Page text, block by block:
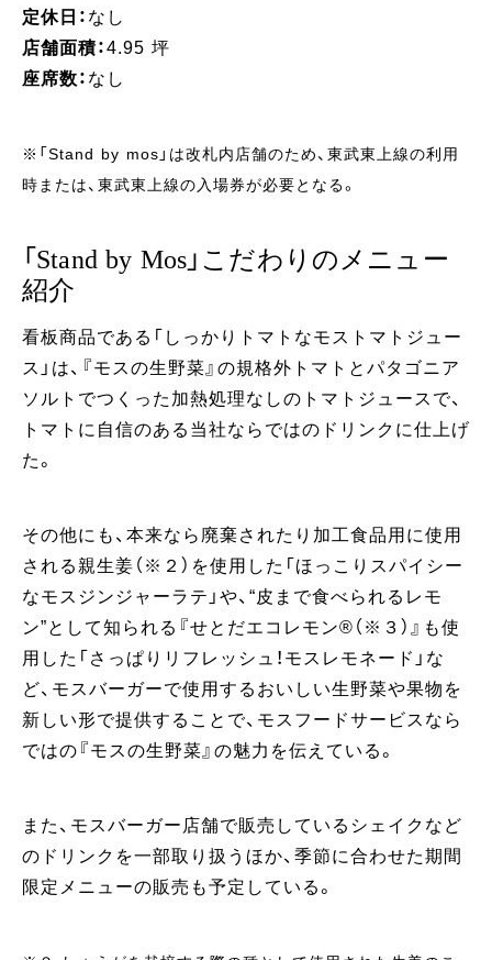
定休日： なし
店舗面積：4.95 坪
座席数： なし
※「Stand by mos」は改札内店舗のため、東武東上線の利用
時または、東武東上線の入場券が必要となる。
「Stand by Mos」こだわりのメニュー
紹介
看板商品である「しっかりトマトなモストマトジュー
ス」は、『モスの生野菜』の規格外トマトとパタゴニア
ソルトでつくった加熱処理なしのトマトジュースで、
トマトに自信のある当社ならではのドリンクに仕上げ
た。
その他にも、本来なら廃棄されたり加工食品用に使用
される親生姜（※２）を使用した「ほっこりスパイシー
なモスジンジャーラテ」や、“皮まで食べられるレモ
ン”として知られる『せとだエコレモン®︎（※３）』も使
用した「さっぱりリフレッシュ！モスレモネード」な
ど、モスバーガーで使用するおいしい生野菜や果物を
新しい形で提供することで、モスフードサービスなら
ではの『モスの生野菜』の魅力を伝えている。
また、モスバーガー店舗で販売しているシェイクなど
のドリンクを一部取り扱うほか、季節に合わせた期間
限定メニューの販売も予定している。